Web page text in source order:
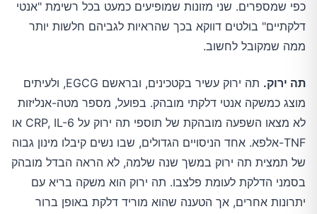
כפי שמספרים. שני מזונות שמופיעים כמעט בכל רשימת "אנטי
דלקתיים" בולטים דווקא בכך שהראיות לגביהם חלשות יותר
ממה שמקובל לחשוב.
תה ירוק.
תה ירוק עשיר בקטכינים, ובראשם EGCG, ולעיתים
מוצג כמשקה אנטי דלקתי מובהק. בפועל, מספר מטה-אנליזות
לא מצאו השפעה מובהקת של תוספי תה ירוק על CRP, IL-6 או
TNF-אלפא. אחד הניסויים הגדולים, שבו נשים קיבלו מינון גבוה
של תמצית תה ירוק במשך שנה שלמה, לא הראה הבדל מובהק
בסמני הדלקת לעומת פלצבו. תה ירוק הוא משקה בריא עם
יתרונות אחרים, אך הטענה שהוא מוריד דלקת באופן ברור